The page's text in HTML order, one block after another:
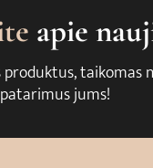
apie
taikomas
jums!